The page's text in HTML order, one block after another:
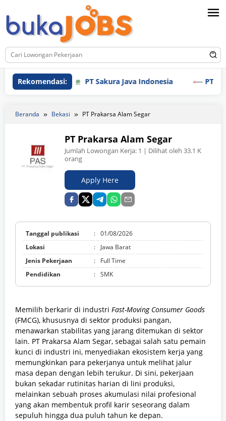
ke
konten
Rekomendasi:PT Sakura Java Indonesia PT Smart
Beranda Bekasi PT Prakarsa Alam Segar
PT Prakarsa Alam Segar
Jumlah Lowongan Kerja: 1 | Dilihat oleh 33.1 K
orang
Apply Here
Tanggal publikasi : 01/08/2026
Lokasi
:
Jawa Barat
Jenis Pekerjaan
:
Full Time
Pendidikan
: SMK
Memilih berkarir di industri Fast-Moving Consumer Goods
(FMCG), khususnya di sektor produksi pangan,
menawarkan stabilitas yang jarang ditemukan di sektor
lain. PT Prakarsa Alam Segar, sebagai salah satu pemain
kunci di industri ini, menyediakan ekosistem kerja yang
memungkinkan para pekerjanya untuk melihat jalur
masa depan dengan lebih terukur. Di sini, pekerjaan
bukan sekadar rutinitas harian di lini produksi,
melainkan sebuah proses akumulasi nilai profesional
yang akan membentuk profil karir seseorang dalam
sepuluh hingga dua puluh tahun ke depan.